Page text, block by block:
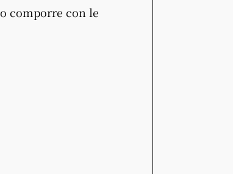
comporre con le